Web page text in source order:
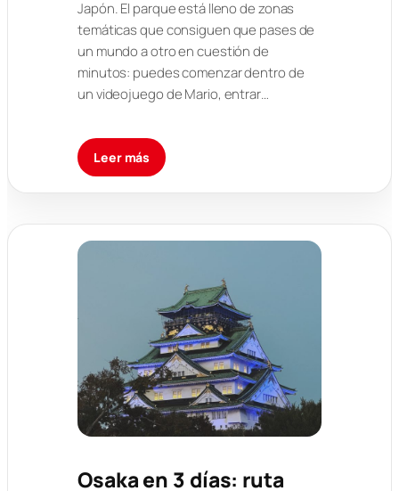
Japón. El parque está lleno de zonas
temáticas que consiguen que pases de
un mundo a otro en cuestión de
minutos: puedes comenzar dentro de
un videojuego de Mario, entrar…
Leer más
Osaka en 3 días: ruta